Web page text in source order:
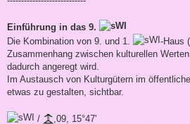
Einführung in das 9.
Die Kombination von 9. und 1.
-Haus
Zusammenhang zwischen kulturellen
dadurch angeregt wird.
Im Austausch von Kulturgütern im
etwas zu gestalten, sichtbar.
/
,09, 15°47'